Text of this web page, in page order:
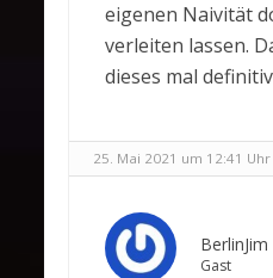
eigenen Naivität
verleiten lassen.
dieses mal
25. Mai 2021 um 12:41 Uhr
BerlinJim
Gast